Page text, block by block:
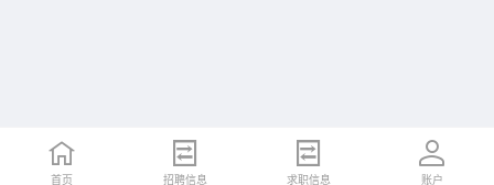
首页 招聘信息 求职信息 账户